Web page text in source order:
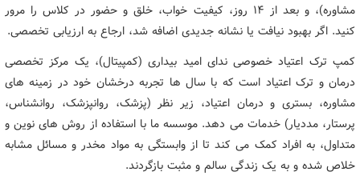
مشاوره)، و بعد از ۱۴ روز، کیفیت خواب، خلق و حضور در کلاس را مرور
کنید. اگر بهبود نیافت یا نشانه جدیدی اضافه شد، ارجاع به ارزیابی تخصصی.
کمپ ترک اعتیاد خصوصی ندای امید بیداری (کمپیتال)، یک مرکز تخصصی
درمان و ترک اعتیاد است که با سال ها تجربه درخشان خود در زمینه های
مشاوره، بستری و درمان اعتیاد، زیر نظر (پزشک، روانپزشک، روانشناس،
پرستار، مددیار) خدمات می دهد. موسسه ما با استفاده از روش های نوین و
متداول، به افراد کمک می کند تا از وابستگی به مواد مخدر و مسائل مشابه
خلاص شده و به یک زندگی سالم و مثبت بازگردند.